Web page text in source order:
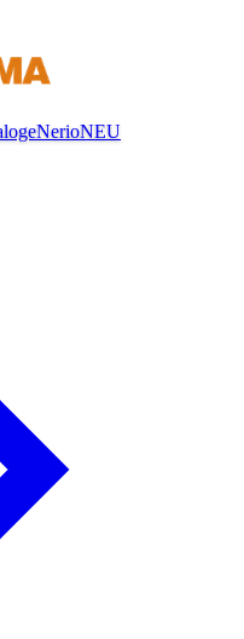
NerioNEU